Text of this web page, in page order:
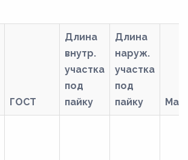
ГОСТ
Длина
внутр.
участка
под
пайку
Длина
наруж.
участка
под
пайку